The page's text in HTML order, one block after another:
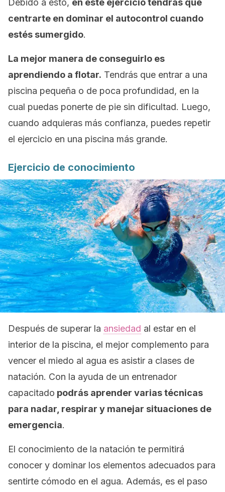
Debido a esto, en este ejercicio tendrás que
centrarte en dominar el autocontrol cuando
estés sumergido.
La mejor manera de conseguirlo es
aprendiendo a flotar. Tendrás que entrar a una
piscina pequeña o de poca profundidad, en la
cual puedas ponerte de pie sin dificultad. Luego,
cuando adquieras más confianza, puedes repetir
el ejercicio en una piscina más grande.
Ejercicio de conocimiento
Después de superar la ansiedad al estar en el
interior de la piscina, el mejor complemento para
vencer el miedo al agua es asistir a clases de
natación. Con la ayuda de un entrenador
capacitado podrás aprender varias técnicas
para nadar, respirar y manejar situaciones de
emergencia.
El conocimiento de la natación te permitirá
conocer y dominar los elementos adecuados para
sentirte cómodo en el agua. Además, es el paso